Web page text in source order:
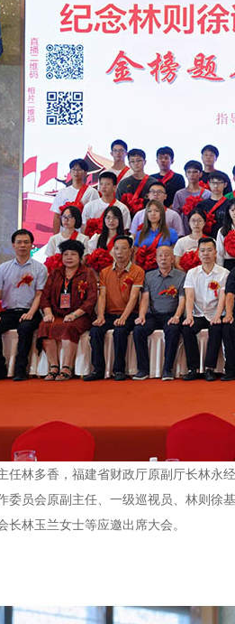
任林多香，福建省财政厅原副厅长林永
委员会原副主任、一级巡视员、林则徐
林玉兰女士等应邀出席大会。